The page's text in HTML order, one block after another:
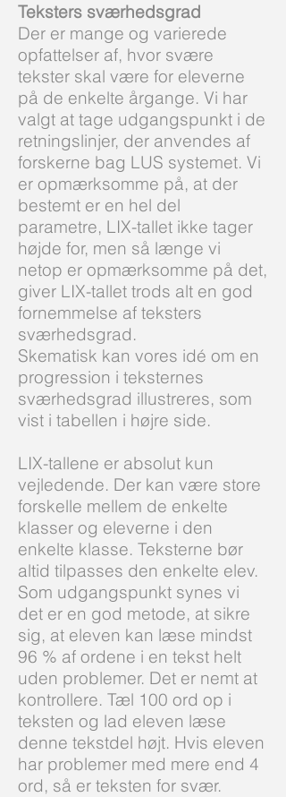
Teksters sværhedsgrad
Der er mange og varierede
opfattelser af, hvor svære
tekster skal være for eleverne
på de enkelte årgange. Vi har
valgt at tage udgangspunkt i de
retningslinjer, der anvendes af
forskerne bag LUS systemet. Vi
er opmærksomme på, at der
bestemt er en hel del
parametre, LIX-tallet ikke tager
højde for, men så længe vi
netop er opmærksomme på det,
giver LIX-tallet trods alt en god
fornemmelse af teksters
sværhedsgrad.
Skematisk kan vores idé om en
progression i teksternes
sværhedsgrad illustreres, som
vist i tabellen i højre side.
LIX-tallene er absolut kun
vejledende. Der kan være store
forskelle mellem de enkelte
klasser og eleverne i den
enkelte klasse. Teksterne bør
altid tilpasses den enkelte elev.
Som udgangspunkt synes vi
det er en god metode, at sikre
sig, at eleven kan læse mindst
96 % af ordene i en tekst helt
uden problemer. Det er nemt at
kontrollere. Tæl 100 ord op i
teksten og lad eleven læse
denne tekstdel højt. Hvis eleven
har problemer med mere end 4
ord, så er teksten for svær.